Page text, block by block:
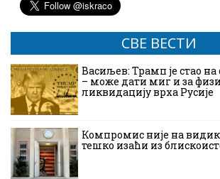
СВЕ ВЕСТИ
Васиљев: Трамп је стао на
– може дати миг и за
ликвидацију врха Русије
Компромис није на
тешко изаћи из